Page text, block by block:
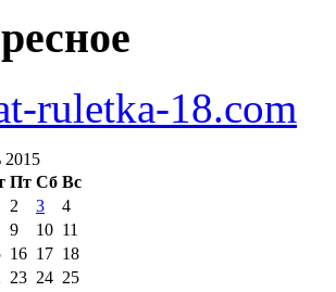
ruletka-18.com
2015
Пт Сб Вс
2 3
4
9 10 11
16 17 18
23 24 25